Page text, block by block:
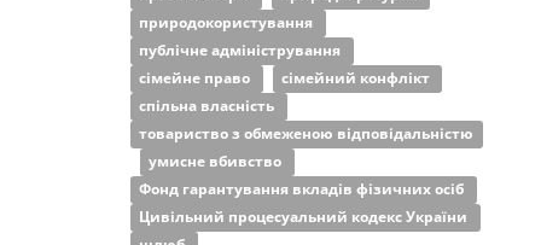
природокористування
публічне адміністрування
сімейне право
сімейний конфлікт
спільна власність
товариство з обмеженою відповідальністю
умисне вбивство
Фонд гарантування вкладів фізичних осіб
Цивільний процесуальний кодекс України